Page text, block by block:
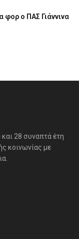
φορ ο ΠΑΣ Γιάννινα
28 συναπτά έτη
κοινωνίας με